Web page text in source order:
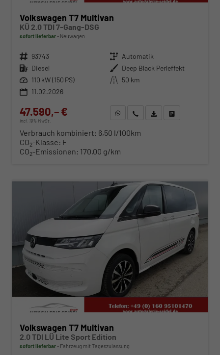
Volkswagen T7 Multivan
KÜ 2.0 TDI 7-Gang-DSG
sofort lieferbar Neuwagen
Fahrzeugnr. 93743 Getriebe Automatik
Kraftstoff Diesel Außenfarbe Deep Black Perleffekt
Leistung 110 kW (150 PS) Kilometerstand 50 km
11.02.2026
47.590,– €
incl. 19% MwSt.
WhatsApp anfragen
Wir rufen Sie anFahrzeugexposé (PDF)
Verbrauch kombiniert: 6,50 l/100km
CO2-Klasse: F
CO2-Emissionen: 170,00 g/km
Volkswagen T7 Multivan
2.0 TDI LÜ Lite Sport Edition
sofort lieferbar Fahrzeug mit Tageszulassung